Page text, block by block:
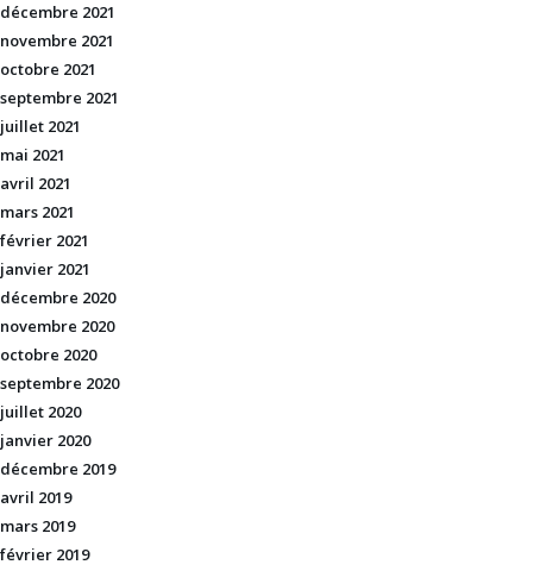
décembre 2021
novembre 2021
octobre 2021
septembre 2021
juillet 2021
mai 2021
avril 2021
mars 2021
février 2021
janvier 2021
décembre 2020
novembre 2020
octobre 2020
septembre 2020
juillet 2020
janvier 2020
décembre 2019
avril 2019
mars 2019
février 2019